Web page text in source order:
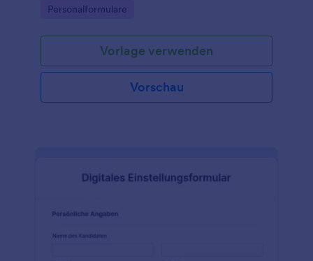
Go to Category:
Personalformulare
Vorlage verwenden
Vorschau